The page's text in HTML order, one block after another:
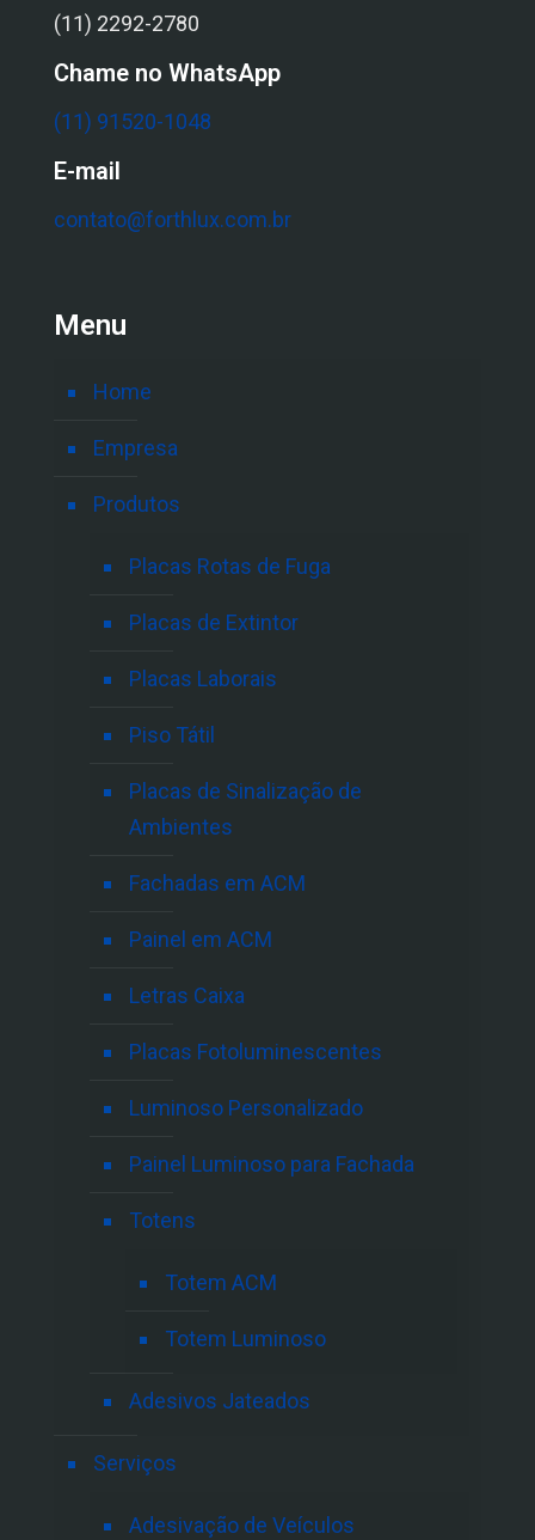
(11) 2292-2780
Chame no WhatsApp
(11) 91520-1048
E-mail
contato@forthlux.com.br
Menu
Home
Empresa
Produtos
Placas Rotas de Fuga
Placas de Extintor
Placas Laborais
Piso Tátil
Placas de Sinalização de
Ambientes
Fachadas em ACM
Painel em ACM
Letras Caixa
Placas Fotoluminescentes
Luminoso Personalizado
Painel Luminoso para Fachada
Totens
Totem ACM
Totem Luminoso
Adesivos Jateados
Serviços
Adesivação de Veículos